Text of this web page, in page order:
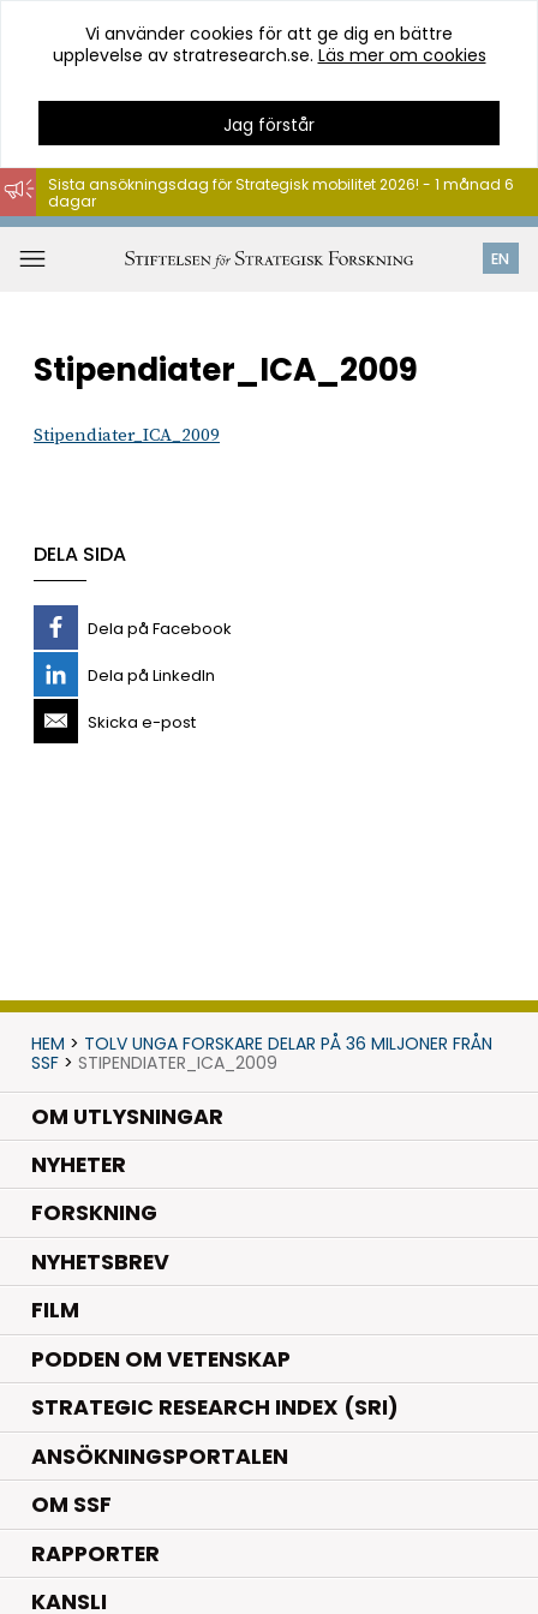
Hoppa
till
innehåll
Vi använder cookies för att ge dig en bättre
upplevelse av stratresearch.se. Läs mer om cookies
Jag förstår
EN
Sista ansökningsdag för Strategisk mobilitet 2026! - 1 månad 6
dagar
Stipendiater_ICA_2009
Stipendiater_ICA_2009
DELA SIDA
Dela på Facebook
Dela på LinkedIn
Skicka e-post
HEM > TOLV UNGA FORSKARE DELAR PÅ 36 MILJONER FRÅN
SSF> STIPENDIATER_ICA_2009
OM UTLYSNINGAR
NYHETER.
FORSKNING.
NYHETSBREV
FILM
PODDEN OM VETENSKAP
STRATEGIC RESEARCH INDEX (SRI)
ANSÖKNINGSPORTALEN
OM SSF
RAPPORTER
KANSLI